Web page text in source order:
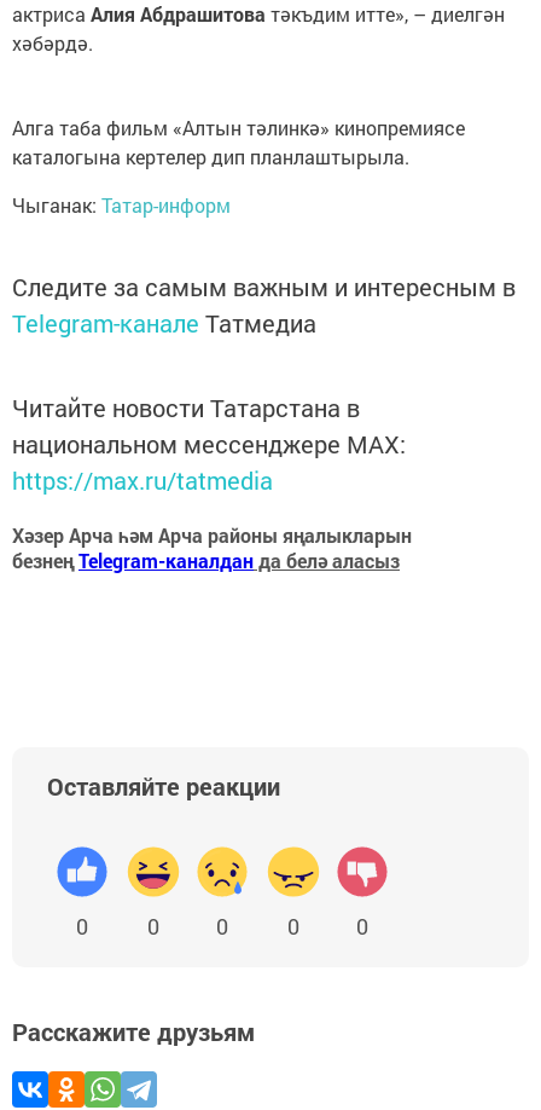
актриса Алия Абдрашитова тәкъдим итте», – диелгән
хәбәрдә.
Алга таба фильм «Алтын тәлинкә» кинопремиясе
каталогына кертелер дип планлаштырыла.
Чыганак: Татар-информ
Следите за самым важным и интересным в
Telegram-канале Татмедиа
Читайте новости Татарстана в
национальном мессенджере MАХ:
https://max.ru/tatmedia
Хәзер Арча һәм Арча районы яңалыкларын
безнеңTelegram-каналданда белә аласыз
Оставляйте реакции
0 0 0 0 0
Расскажите друзьям